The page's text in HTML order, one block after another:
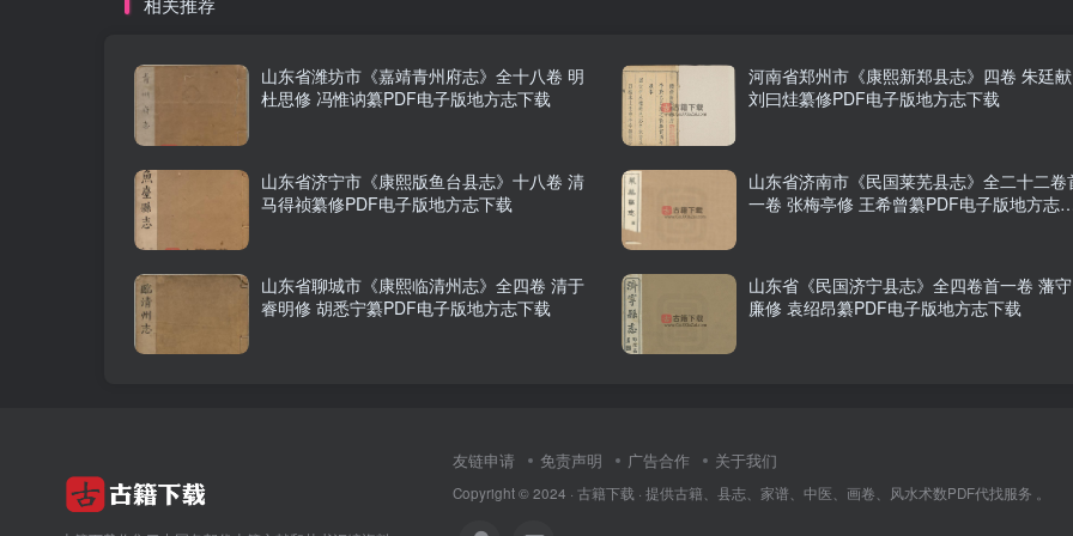
山东省潍坊市《嘉靖青州府志》全十八卷 明
杜思修 冯惟讷纂PDF电子版地方志下载
河南省郑州市《康熙新郑县志》四卷 朱廷献
刘曰烓纂修PDF电子版地方志下载
山东省济宁市《康熙版鱼台县志》十八卷 清
马得祯纂修PDF电子版地方志下载
山东省济南市《民国莱芜县志》全二十二卷
一卷 张梅亭修 王希曾纂PDF电子版地方志
山东省聊城市《康熙临清州志》全四卷 清于
睿明修 胡悉宁纂PDF电子版地方志下载
山东省《民国济宁县志》全四卷首一卷 藩守
廉修 袁绍昂纂PDF电子版地方志下载
友链申请 免责声明 广告合作 关于我们
Copyright © 2024 · 古籍下载 · 提供古籍、县志、家谱、中医、画卷、风水术数PDF代找服务 。